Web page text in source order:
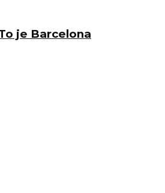
je Barcelona